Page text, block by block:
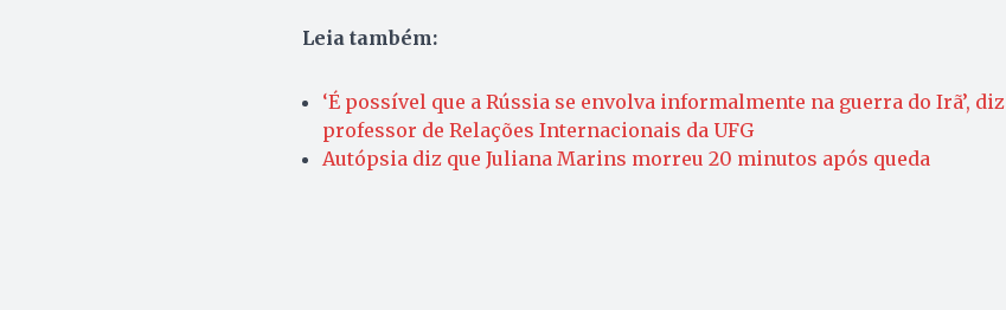
Leia também:
‘É possível que a Rússia se envolva informalmente na guerra do Irã’, diz
professor de Relações Internacionais da UFG
Autópsia diz que Juliana Marins morreu 20 minutos após queda